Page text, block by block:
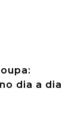
dia a dia